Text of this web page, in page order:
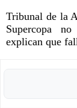
Tribunal de la
Supercopa
explican que